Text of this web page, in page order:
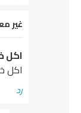
يقول
غير
اكل
اكل
رد